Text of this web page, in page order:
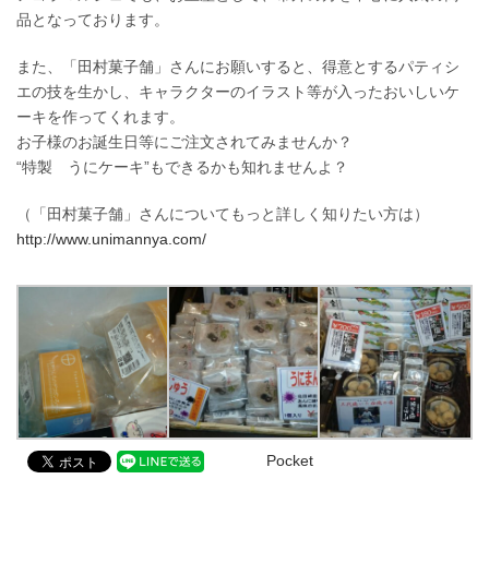
品となっております。
また、「田村菓子舗」さんにお願いすると、得意とするパティシ
エの技を生かし、キャラクターのイラスト等が入ったおいしいケ
ーキを作ってくれます。
お子様のお誕生日等にご注文されてみませんか？
“特製 うにケーキ”もできるかも知れませんよ？
（「田村菓子舗」さんについてもっと詳しく知りたい方は）
http://www.unimannya.com/
Pocket